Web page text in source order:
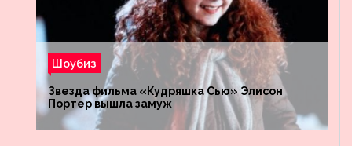
Шоубиз
Звезда фильма «Кудряшка Сью» Элисон
Портер вышла замуж